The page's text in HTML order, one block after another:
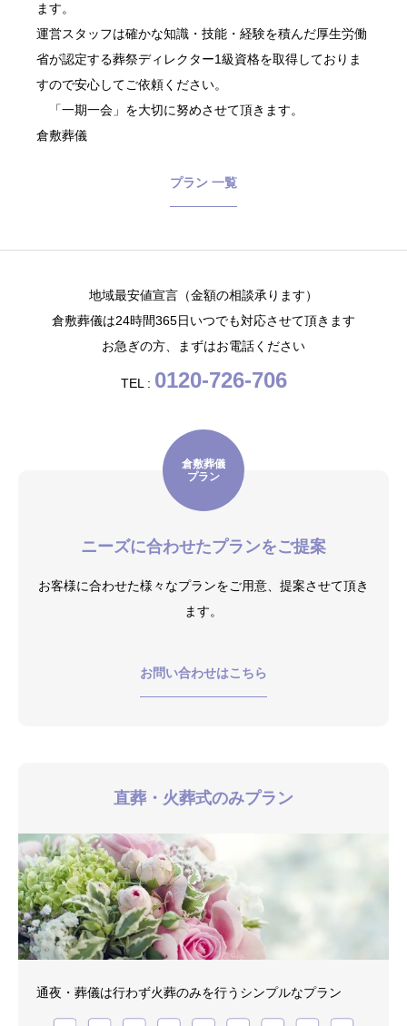
ます。
運営スタッフは確かな知識・技能・経験を積んだ厚生労働
省が認定する葬祭ディレクター1級資格を取得しておりま
すので安心してご依頼ください。
「一期一会」を大切に努めさせて頂きます。
倉敷葬儀
プラン 一覧
地域最安値宣言（金額の相談承ります）
倉敷葬儀は24時間365日いつでも対応させて頂きます
お急ぎの方、まずはお電話ください
TEL : 0120-726-706
倉敷葬儀
プラン
ニーズに合わせたプランをご提案
お客様に合わせた様々なプランをご用意、提案させて頂き
ます。
お問い合わせはこちら
直葬・火葬式のみプラン
通夜・葬儀は行わず火葬のみを行うシンプルなプラン